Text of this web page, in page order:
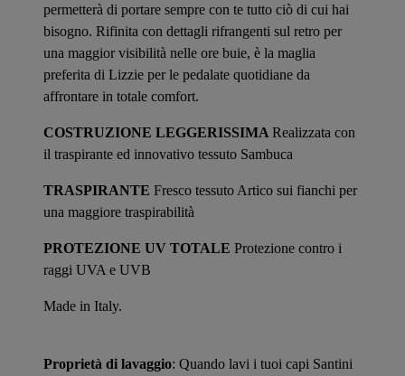
permetterà di portare sempre con te tutto ciò di cui hai
bisogno. Rifinita con dettagli rifrangenti sul retro per
una maggior visibilità nelle ore buie, è la maglia
preferita di Lizzie per le pedalate quotidiane da
affrontare in totale comfort.
COSTRUZIONE LEGGERISSIMA Realizzata con
il traspirante ed innovativo tessuto Sambuca
TRASPIRANTE Fresco tessuto Artico sui fianchi per
una maggiore traspirabilità
PROTEZIONE UV TOTALE Protezione contro i
raggi UVA e UVB
Made in Italy.
Proprietà di lavaggio: Quando lavi i tuoi capi Santini